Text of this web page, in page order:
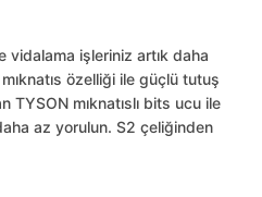
vidalama işleriniz artık daha
özelliği ile güçlü tutuş
TYSON mıknatıslı bits ucu ile
az yorulun. S2 çeliğinden